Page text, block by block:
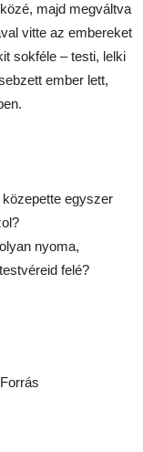
majd megváltva
vitte az embereket
sokféle – testi, lelki
ember lett,
egyszer
nyoma,
felé?